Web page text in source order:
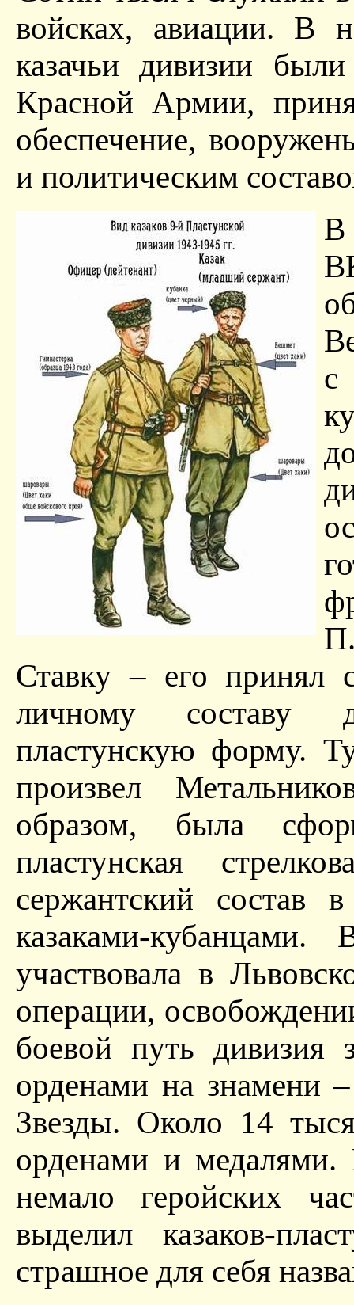
войсках, авиации. В
казачьи дивизии
Красной Армии,
обеспечение,
и политическим
В
с
Ставку – его
личному составу
пластунскую форму.
произвел
образом, была
пластунская
сержантский состав
казаками-
участвовала в
операции,
боевой путь дивизия
орденами на знамени
Звезды. Около 14
орденами и
немало геройских
выделил казаков-
страшное для себя